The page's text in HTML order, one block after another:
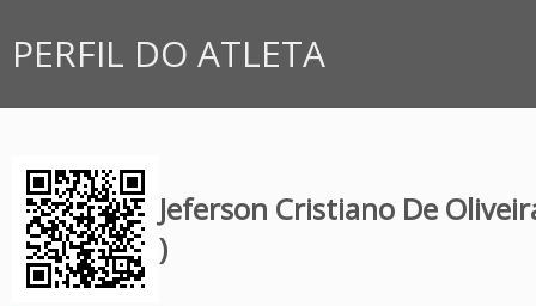
PERFIL DO ATLETA
Jeferson Cristiano De
)